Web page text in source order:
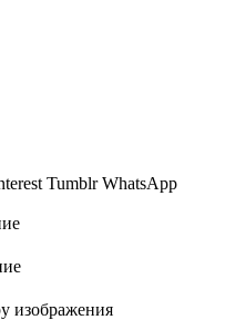
Tumblr WhatsApp
изображения